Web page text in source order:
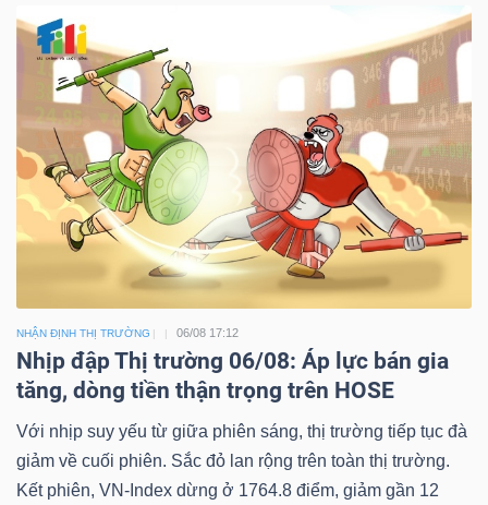
NHẬN ĐỊNH THỊ TRƯỜNG 06/08 17:12
Nhịp đập Thị trường 06/08: Áp lực bán gia
tăng, dòng tiền thận trọng trên HOSE
Với nhịp suy yếu từ giữa phiên sáng, thị trường tiếp tục đà
giảm về cuối phiên. Sắc đỏ lan rộng trên toàn thị trường.
Kết phiên, VN-Index dừng ở 1764.8 điểm, giảm gần 12